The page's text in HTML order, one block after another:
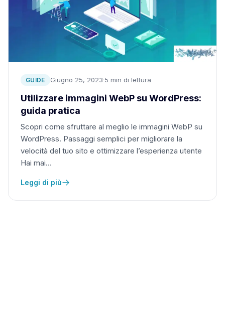
GUIDE Giugno 25, 2023·5 min di lettura
Utilizzare immagini WebP su WordPress:
guida pratica
Scopri come sfruttare al meglio le immagini WebP su
WordPress. Passaggi semplici per migliorare la
velocità del tuo sito e ottimizzare l’esperienza utente
Hai mai…
Leggi di più